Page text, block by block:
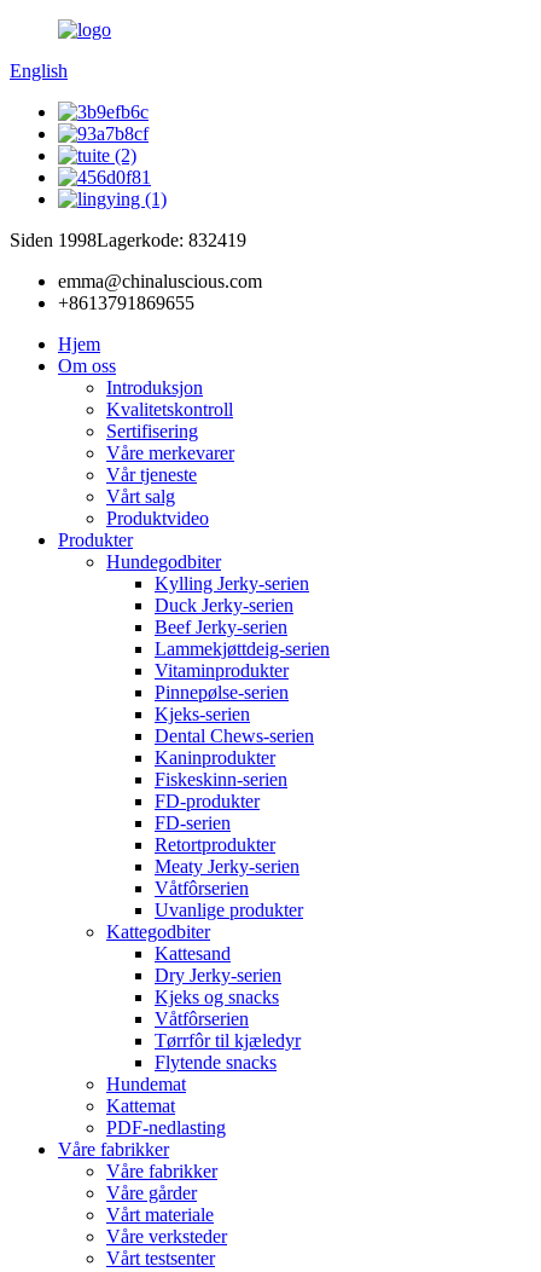
English
Siden 1998Lagerkode: 832419
emma@chinaluscious.com
+8613791869655
Hjem
Om oss
Introduksjon
Kvalitetskontroll
Sertifisering
Våre merkevarer
Vår tjeneste
Vårt salg
Produktvideo
Produkter
Hundegodbiter
Kylling Jerky-serien
Duck Jerky-serien
Beef Jerky-serien
Lammekjøttdeig-serien
Vitaminprodukter
Pinnepølse-serien
Kjeks-serien
Dental Chews-serien
Kaninprodukter
Fiskeskinn-serien
FD-produkter
FD-serien
Retortprodukter
Meaty Jerky-serien
Våtfôrserien
Uvanlige produkter
Kattegodbiter
Kattesand
Dry Jerky-serien
Kjeks og snacks
Våtfôrserien
Tørrfôr til kjæledyr
Flytende snacks
Hundemat
Kattemat
PDF-nedlasting
Våre fabrikker
Våre fabrikker
Våre gårder
Vårt materiale
Våre verksteder
Vårt testsenter